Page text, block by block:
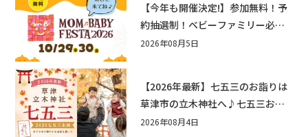
【今年も開催決定!】参加無料！予
約抽選制！ベビーファミリー必見
☆入場無料☆10/29(木)30(金)ママ
2026年08月5日
【2026年最新】七五三のお詣りは
草津市の立木神社へ♪七五三お祝
い企画をご紹介！
2026年08月4日